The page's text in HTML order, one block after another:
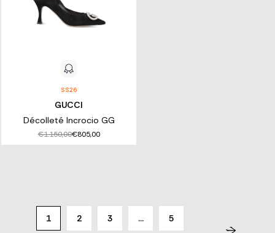
SS26
GUCCI
Décolleté Incrocio GG
€1.150,00€805,00
1 2 3 … 5